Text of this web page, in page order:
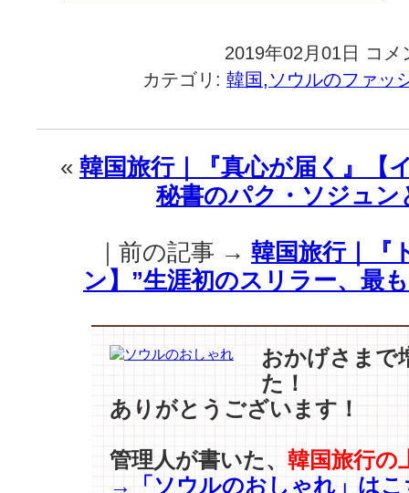
2019年02月01日
韓
旅
｜
よ
う
う
感
【ハ
ン・
ジ
ヨ
ム・
コメ
カテゴリ: 韓国,ソウルのファッ
« 韓国旅行｜『真心が届く』【
秘書のパク・ソジュ
｜前の記事 → 韓国旅行｜『
ン】”生涯初のスリラー、最
おかげさまで
た！
ありがとうございます！
管理人が書いた、 韓国旅行の
→「ソウルのおしゃれ」はこ